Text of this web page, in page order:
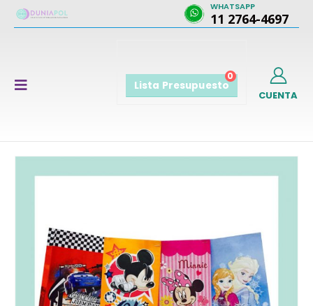
WHATSAPP
11 2764-4697
0
Lista Presupuesto
CUENTA